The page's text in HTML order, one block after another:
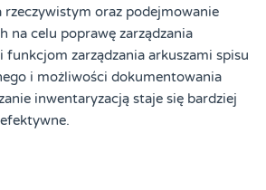
rzeczywistym oraz podejmowanie
na celu poprawę zarządzania
funkcjom zarządzania arkuszami spisu
i możliwości dokumentowania
inwentaryzacją staje się bardziej